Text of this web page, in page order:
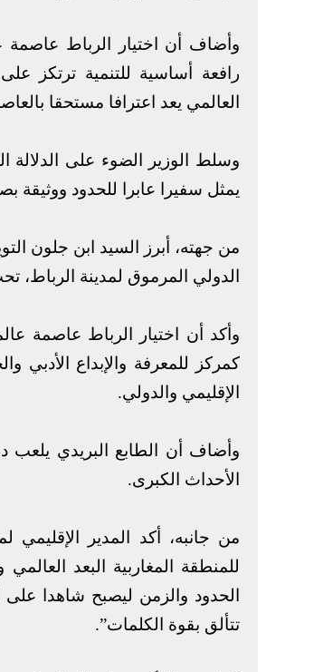
وأضاف أن اختيار الرباط عاصمة
رافعة أساسية للتنمية ترتكز
العالمي يعد اعترافا مستحقا
وسلط الوزير الضوء على الدلالة
يمثل سفيرا عابرا للحدود ووثيقة
من جهته، أبرز السيد ابن جلون
الدولي المرموق لمدينة الرباط،
وأكد أن اختيار الرباط عاصمة
كمركز للمعرفة والإبداع الأدبي
الإقليمي والدولي.
وأضاف أن الطابع البريدي يلعب
الأحداث الكبرى.
من جانبه، أكد المدير الإقليمي
للمنطقة المغاربية البعد
الحدود والزمن ليصبح شاهدا
تتألق بقوة الكلمات”.